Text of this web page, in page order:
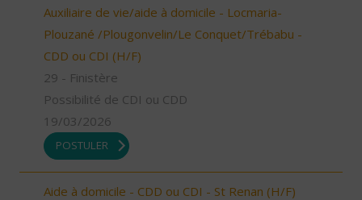
Auxiliaire de vie/aide à domicile - Locmaria-
Plouzané /Plougonvelin/Le Conquet/Trébabu -
CDD ou CDI (H/F)
29 - Finistère
Possibilité de CDI ou CDD
19/03/2026
POSTULER
Aide à domicile - CDD ou CDI - St Renan (H/F)